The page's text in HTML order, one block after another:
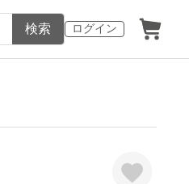
ログイン
検索